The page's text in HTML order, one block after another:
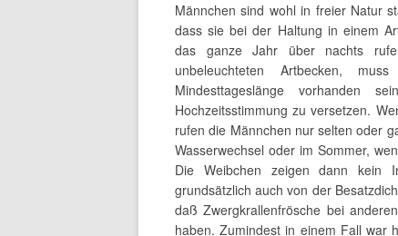
Männchen sind wohl in freier Natur
dass sie bei der Haltung in einem
das ganze Jahr über nachts
unbeleuchteten Artbecken,
Mindesttageslänge
Hochzeitsstimmung zu versetzen.
rufen die Männchen nur selten oder
Wasserwechsel oder im Sommer,
Die Weibchen zeigen dann kein
grundsätzlich auch von der
daß Zwergkrallenfrösche bei
haben. Zumindest in einem Fall war